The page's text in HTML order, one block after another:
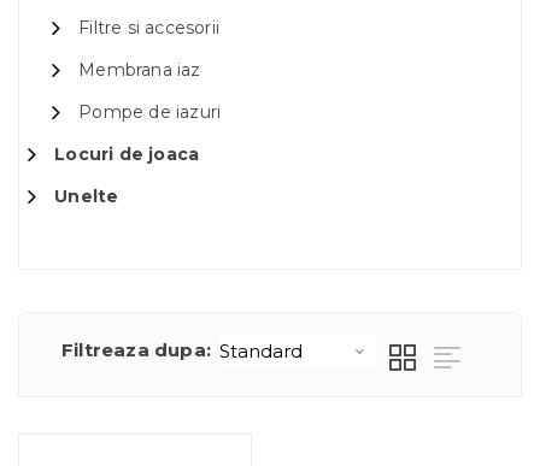
Filtre si accesorii
Membrana iaz
Pompe de iazuri
Locuri de joaca
Unelte
Filtreaza dupa: